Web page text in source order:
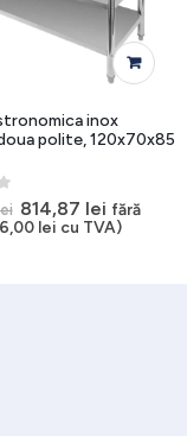
inox
polite, 120x70x85
Prețul
inițial
814,87 lei Prețul
curent
fără
lei cu TVA)